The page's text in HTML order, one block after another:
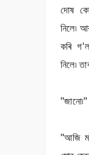
দোষ
নিলে৷
কৰি
নিলে৷
"জানো৷"
"আজি